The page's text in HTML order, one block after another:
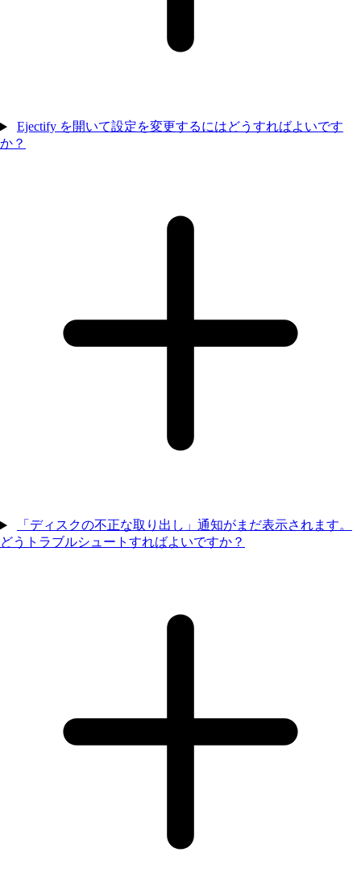
Ejectify を開いて設定を変更するにはどうすればよいです
か？
「ディスクの不正な取り出し」通知がまだ表示されます。
どうトラブルシュートすればよいですか？